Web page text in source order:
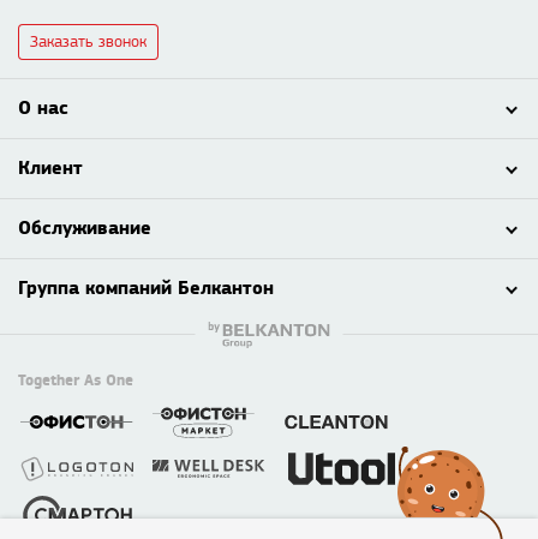
Заказать звонок
О нас
Клиент
Обслуживание
Группа компаний Белкантон
Together As One